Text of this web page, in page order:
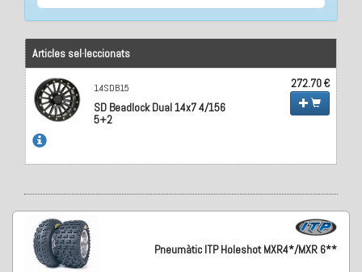
Articles sel·leccionats
14SDB15
SD Beadlock Dual 14x7 4/156
5+2
272.70 €
Pneumàtic ITP Holeshot MXR4*/MXR 6**